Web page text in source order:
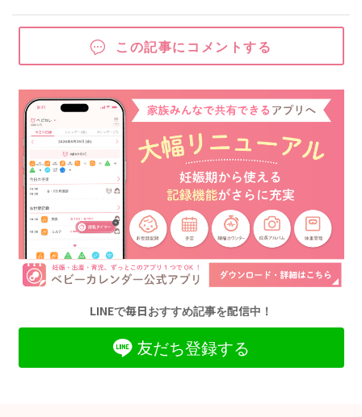
この記事にコメントする
LINEで毎日おすすめ記事を配信中！
友だち登録する